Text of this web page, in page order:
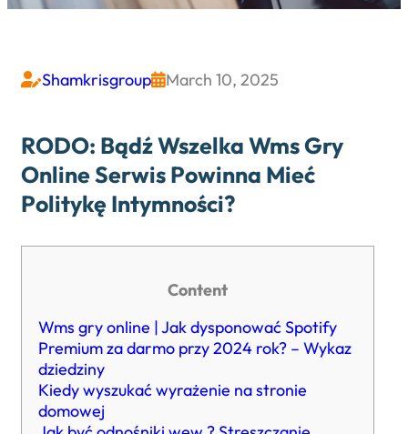
ShamkrisgroupMarch 10, 2025
RODO: Bądź Wszelka Wms Gry
Online Serwis Powinna Mieć
Politykę Intymności?
Content
Wms gry online | Jak dysponować Spotify
Premium za darmo przy 2024 rok? – Wykaz
dziedziny
Kiedy wyszukać wyrażenie na stronie
domowej